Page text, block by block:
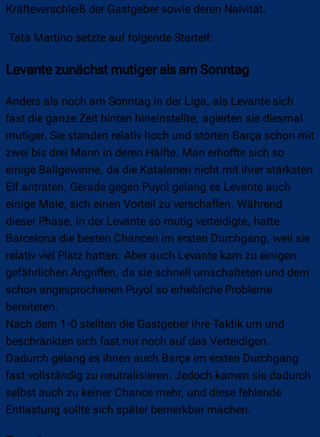
Kräfteverschleiß der Gastgeber sowie deren Naivität.
Tata Martino setzte auf folgende Startelf:
Levante zunächst mutiger als am Sonntag
Anders als noch am Sonntag in der Liga, als Levante sich
fast die ganze Zeit hinten hineinstellte, agierten sie diesmal
mutiger. Sie standen relativ hoch und störten Barça schon mit
zwei bis drei Mann in deren Hälfte. Man erhoffte sich so
einige Ballgewinne, da die Katalanen nicht mit ihrer stärksten
Elf antraten. Gerade gegen Puyol gelang es Levante auch
einige Male, sich einen Vorteil zu verschaffen. Während
dieser Phase, in der Levante so mutig verteidigte, hatte
Barcelona die besten Chancen im ersten Durchgang, weil sie
relativ viel Platz hatten. Aber auch Levante kam zu einigen
gefährlichen Angriffen, da sie schnell umschalteten und dem
schon angesprochenen Puyol so erhebliche Probleme
bereiteten.
Nach dem 1-0 stellten die Gastgeber ihre Taktik um und
beschränkten sich fast nur noch auf das Verteidigen.
Dadurch gelang es ihnen auch Barça im ersten Durchgang
fast vollständig zu neutralisieren. Jedoch kamen sie dadurch
selbst auch zu keiner Chance mehr, und diese fehlende
Entlastung sollte sich später bemerkbar machen.